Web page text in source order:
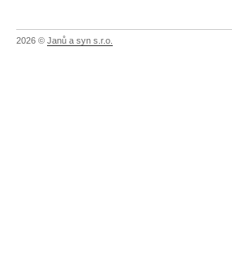
2026 © Janů a syn s.r.o.